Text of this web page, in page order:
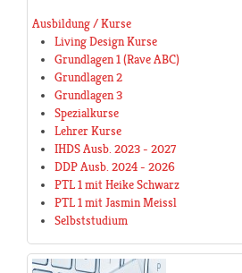
Ausbildung / Kurse
Living Design Kurse
Grundlagen 1 (Rave ABC)
Grundlagen 2
Grundlagen 3
Spezialkurse
Lehrer Kurse
IHDS Ausb. 2023 - 2027
DDP Ausb. 2024 - 2026
PTL 1 mit Heike Schwarz
PTL 1 mit Jasmin Meissl
Selbststudium